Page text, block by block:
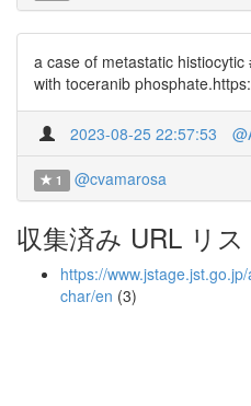
a case of metastatic
with toceranib
2023-08-25 22:57:53
1 @cvamarosa
収集済み URL リス
https://
char/en (3)